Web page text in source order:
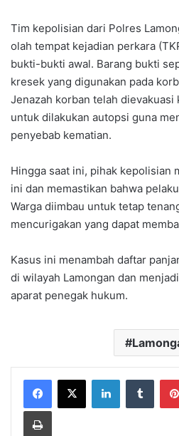
Tim kepolisian dari Polres
olah tempat kejadian perkara
bukti-bukti awal. Barang bukti
kresek yang digunakan pada
Jenazah korban telah
untuk dilakukan autopsi guna
penyebab kematian.
Hingga saat ini, pihak kepolisian
ini dan memastikan bahwa
Warga diimbau untuk tetap
mencurigakan yang dapat
Kasus ini menambah daftar
di wilayah Lamongan dan
aparat penegak hukum.
LinkedIn
Print